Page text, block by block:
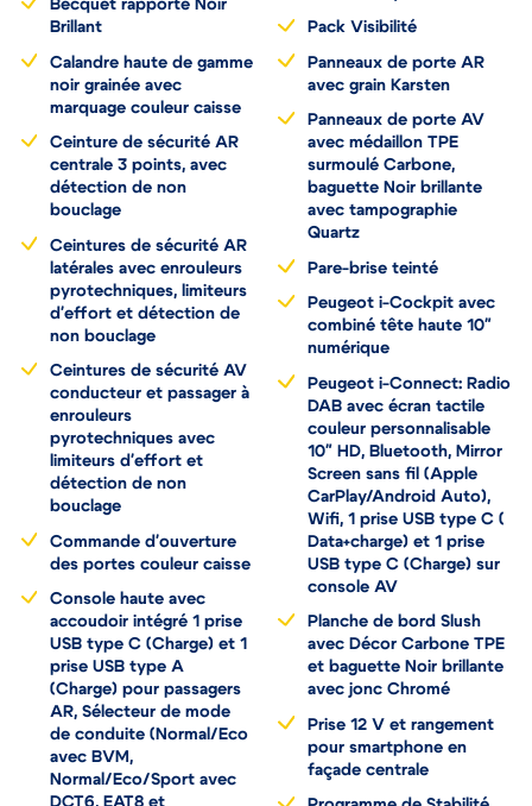
Becquet rapporté Noir
Calandre haute de gamme
noir grainée avec
marquage couleur caisse
Ceinture de sécurité AR
centrale 3 points, avec
détection de non
Ceintures de sécurité AR
latérales avec enrouleurs
pyrotechniques, limiteurs
d'effort et détection de
non bouclage
Ceintures de sécurité AV
conducteur et passager à
enrouleurs
pyrotechniques avec
limiteurs d'effort et
détection de non
Commande d'ouverture
Console haute avec
accoudoir intégré 1 prise
USB type C (Charge) et 1
prise USB type A
(Charge) pour passagers
AR, Sélecteur de mode
de conduite (Normal/Eco
avec BVM,
Normal/Eco/Sport avec
Panneaux de porte AR
avec grain Karsten
Panneaux de porte AV
avec médaillon TPE
surmoulé Carbone,
baguette Noir brillante
avec tampographie
Peugeot i-Cockpit avec
combiné tête haute 10"
Peugeot i-Connect: Radio
DAB avec écran tactile
couleur personnalisable
10" HD, Bluetooth, Mirror
Screen sans fil (Apple
CarPlay/Android Auto),
Wifi, 1 prise USB type C (
Data+charge) et 1 prise
USB type C (Charge) sur
Planche de bord Slush
avec Décor Carbone TPE
et baguette Noir brillante
Prise 12 V et rangement
pour smartphone en
façade centrale